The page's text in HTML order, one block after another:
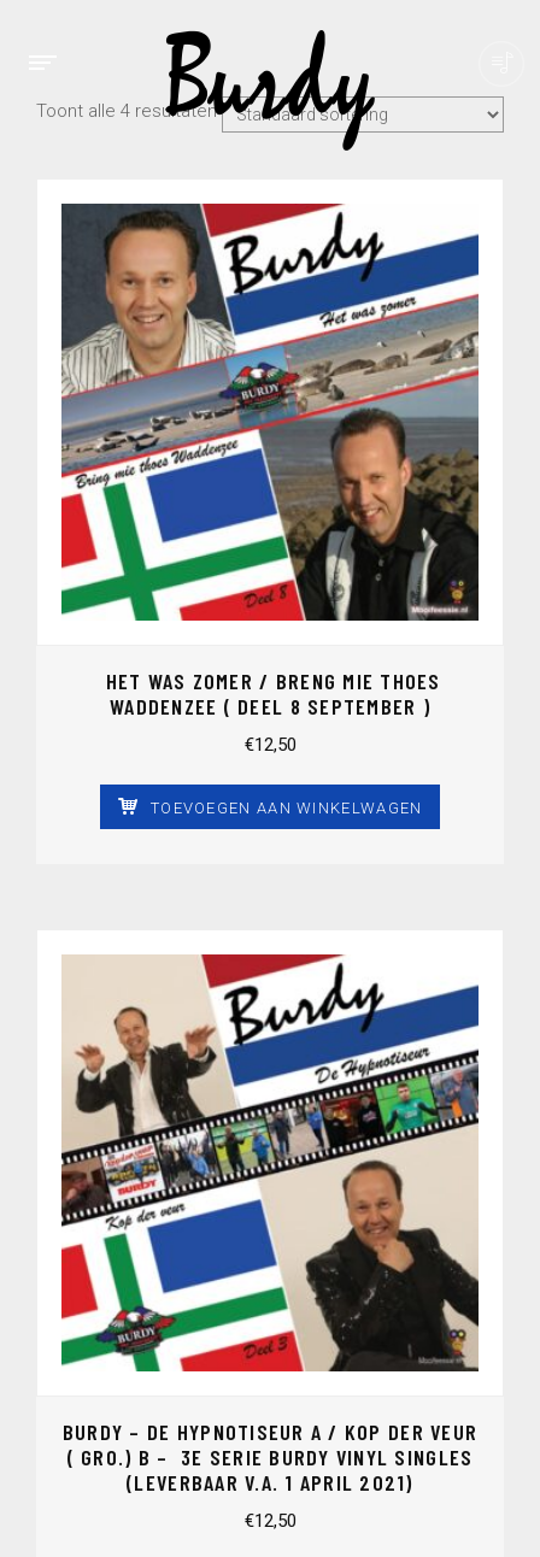
Toont alle 4 resultaten
HET WAS ZOMER / BRENG MIE THOES
WADDENZEE ( DEEL 8 SEPTEMBER )
€12,50
TOEVOEGEN AAN WINKELWAGEN
BURDY – DE HYPNOTISEUR A / KOP DER VEUR
( GRO.) B – 3E SERIE BURDY VINYL SINGLES
(LEVERBAAR V.A. 1 APRIL 2021)
€12,50